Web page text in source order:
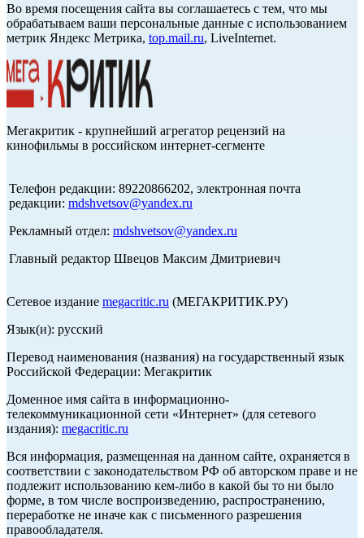
Во время посещения сайта вы соглашаетесь с тем, что мы
обрабатываем ваши персональные данные с использованием
метрик Яндекс Метрика, top.mail.ru, LiveInternet.
Мегакритик - крупнейший агрегатор рецензий на
кинофильмы в российском интернет-сегменте
Телефон редакции: 89220866202, электронная почта
редакции: mdshvetsov@yandex.ru
Рекламный отдел: mdshvetsov@yandex.ru
Главный редактор Швецов Максим Дмитриевич
Сетевое издание megacritic.ru (МЕГАКРИТИК.РУ)
Язык(и): русский
Перевод наименования (названия) на государственный язык
Российской Федерации: Мегакритик
Доменное имя сайта в информационно-
телекоммуникационной сети «Интернет» (для сетевого
издания): megacritic.ru
Вся информация, размещенная на данном сайте, охраняется в
соответствии с законодательством РФ об авторском праве и не
подлежит использованию кем-либо в какой бы то ни было
форме, в том числе воспроизведению, распространению,
переработке не иначе как с письменного разрешения
правообладателя.